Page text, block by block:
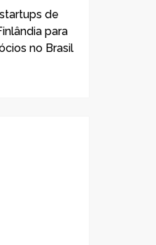
de
para
no Brasil